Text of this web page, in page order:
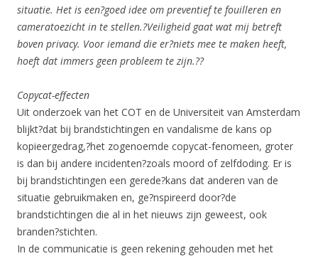
situatie. Het is een?goed idee om preventief te fouilleren en
cameratoezicht in te stellen.?Veiligheid gaat wat mij betreft
boven privacy. Voor iemand die er?niets mee te maken heeft,
hoeft dat immers geen probleem te zijn.??
Copycat-effecten
Uit onderzoek van het COT en de Universiteit van Amsterdam
blijkt?dat bij brandstichtingen en vandalisme de kans op
kopieergedrag,?het zogenoemde copycat-fenomeen, groter
is dan bij andere incidenten?zoals moord of zelfdoding. Er is
bij brandstichtingen een gerede?kans dat anderen van de
situatie gebruikmaken en, ge?nspireerd door?de
brandstichtingen die al in het nieuws zijn geweest, ook
branden?stichten.
In de communicatie is geen rekening gehouden met het